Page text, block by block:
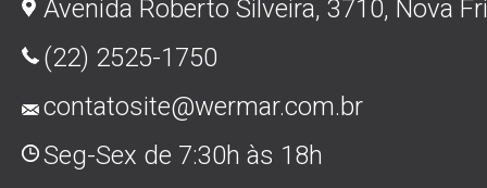
Avenida Roberto Silveira, 3710, Nova
(22) 2525-1750
contatosite@wermar.com.br
Seg-Sex de 7:30h às 18h